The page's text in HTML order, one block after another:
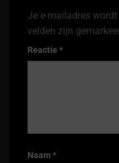
Je e-mailadres
velden zijn
Reactie *
Naam*